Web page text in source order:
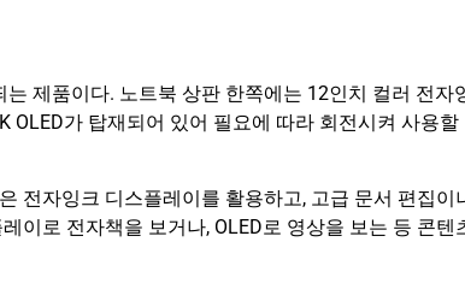
제품이다. 노트북 상판 한쪽에는 12인치 컬러 전자
OLED가 탑재되어 있어 필요에 따라 회전시켜 사용할
전자잉크 디스플레이를 활용하고, 고급 문서 편집이
이로 전자책을 보거나, OLED로 영상을 보는 등 콘텐